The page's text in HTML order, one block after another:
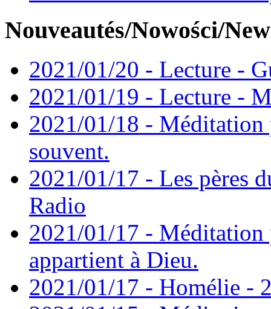
Nouveautés/Nowości/
2021/01/20 - Lecture -
2021/01/19 - Lecture -
2021/01/18 - Méditation
souvent.
2021/01/17 - Les pères
Radio
2021/01/17 - Méditation
appartient à Dieu.
2021/01/17 - Homélie -